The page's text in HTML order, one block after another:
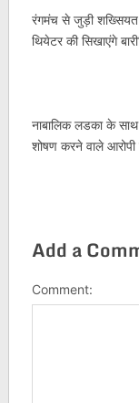
रंगमंच से जुड़ी शख्सियत
थियेटर की सिखाएंगे
नाबालिक लडका के
शोषण करने वाले आरोपी
Add a
Comment: